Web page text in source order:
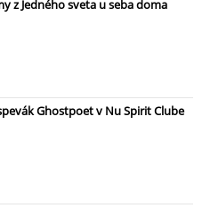
z Jedného sveta u seba doma
Ghostpoet v Nu Spirit Clube